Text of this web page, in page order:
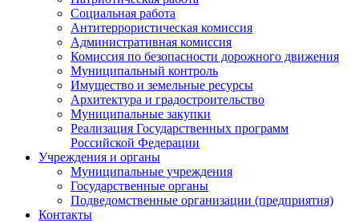
Социальная работа
Антитеррористическая комиссия
Административная комиссия
Комиссия по безопасности дорожного движения
Муниципальный контроль
Имущество и земельные ресурсы
Архитектура и градостроительство
Муниципальные закупки
Реализация Государственных программ
Российской Федерации
Учреждения и органы
Муниципальные учреждения
Государственные органы
Подведомственные организации (предприятия)
Контакты